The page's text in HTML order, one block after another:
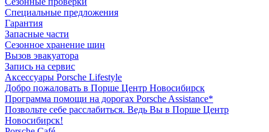
Специальные предложения
Гарантия
Запасные части
Сезонное хранение шин
Вызов эвакуатора
Запись на сервис
Аксессуары Porsche Lifestyle
Добро пожаловать в Порше Центр Новосибирск
Программа помощи на дорогах Porsche Assistance*
Позвольте себе расслабиться. Ведь Вы в Порше Центр
Новосибирск!